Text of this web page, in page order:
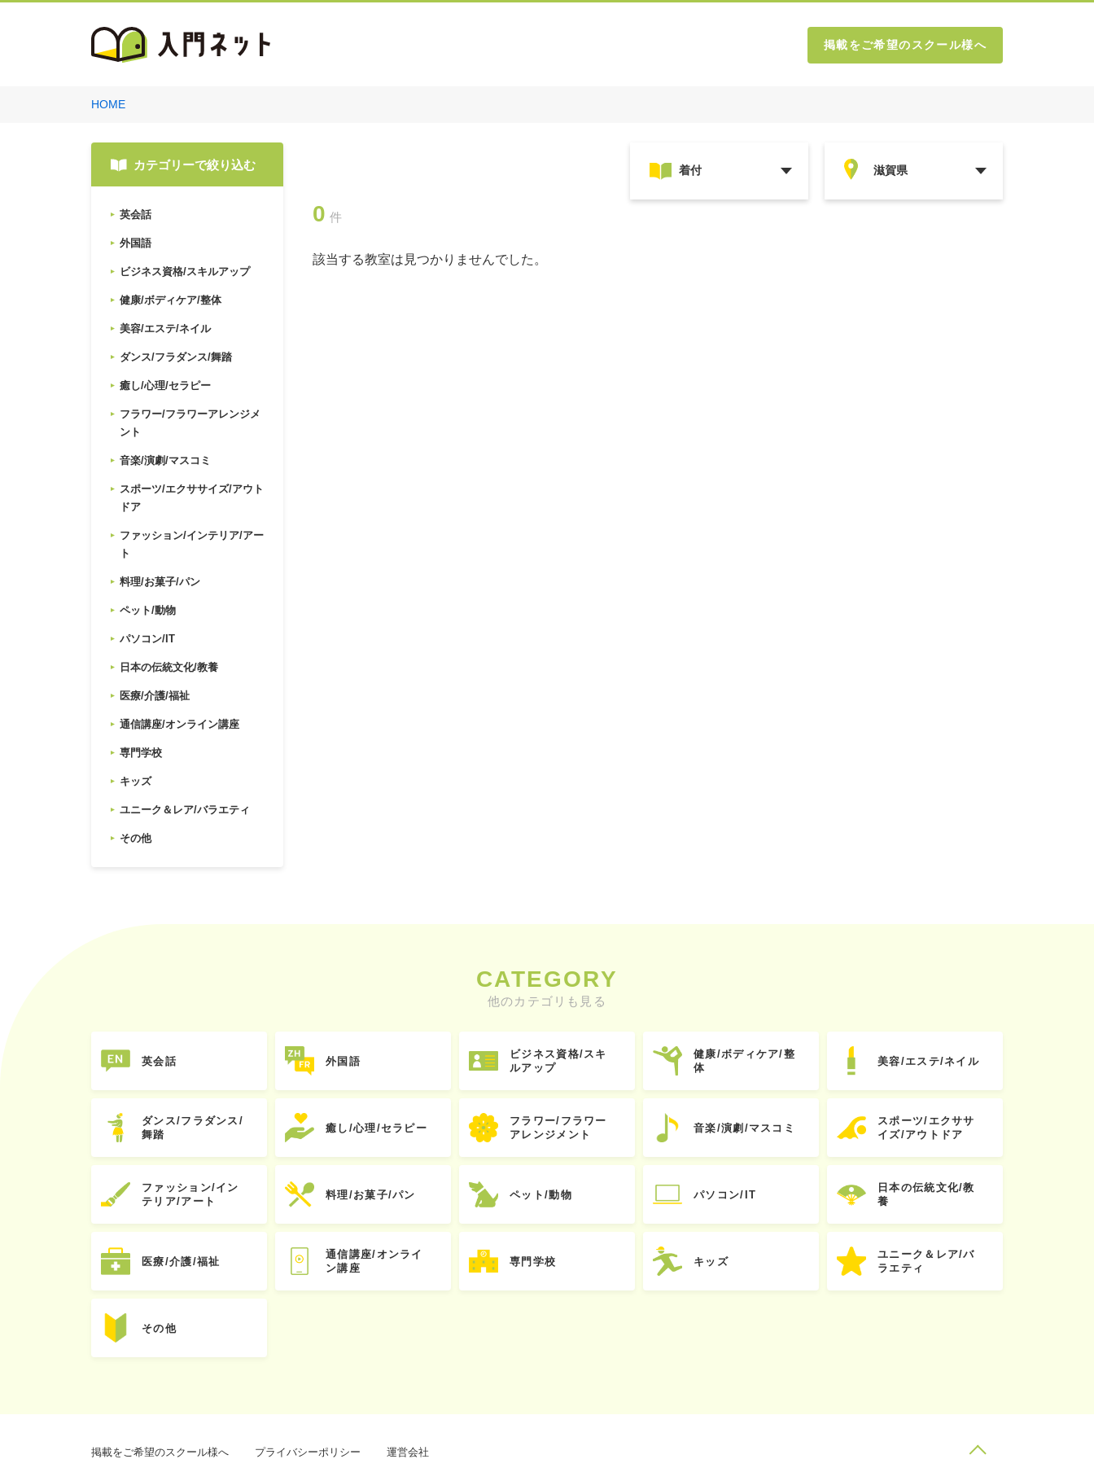
掲載をご希望のスクール様へ
HOME
カテゴリーで絞り込む
英会話
外国語
ビジネス資格/スキルアップ
健康/ボディケア/整体
美容/エステ/ネイル
ダンス/フラダンス/舞踏
癒し/心理/セラピー
フラワー/フラワーアレンジメ
ント
音楽/演劇/マスコミ
スポーツ/エクササイズ/アウト
ドア
ファッション/インテリア/アー
ト
料理/お菓子/パン
ペット/動物
パソコン/IT
日本の伝統文化/教養
医療/介護/福祉
通信講座/オンライン講座
専門学校
キッズ
ユニーク＆レア/バラエティ
その他
0 件
該当する教室は見つかりませんでした。
CATEGORY
他のカテゴリも見る
英会話 外国語
ビジネス資格/スキ
ルアップ
健康/ボディケア/整
体
美容/エステ/ネイル
ダンス/フラダンス/
舞踏
癒し/心理/セラピー
フラワー/フラワー
アレンジメント
音楽/演劇/マスコミ
スポーツ/エクササ
イズ/アウトドア
ファッション/イン
テリア/アート
料理/お菓子/パン ペット/動物 パソコン/IT
日本の伝統文化/教
養
医療/介護/福祉
通信講座/オンライ
ン講座
専門学校 キッズ
ユニーク＆レア/バ
ラエティ
その他
掲載をご希望のスクール様へ プライバシーポリシー 運営会社